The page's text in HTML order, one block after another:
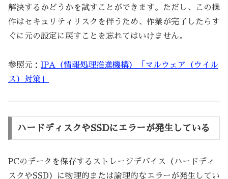
解決するかどうかを試すことができます。ただし、この操
作はセキュリティリスクを伴うため、作業が完了したらす
ぐに元の設定に戻すことを忘れてはいけません。
参照元： IPA（情報処理推進機構）「マルウェア（ウイル
ス）対策」
ハードディスクやSSDにエラーが発生している
PCのデータを保存するストレージデバイス（ハードディ
スクやSSD）に物理的または論理的なエラーが発生してい